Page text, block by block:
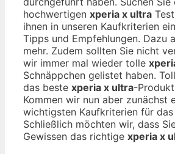
hochwertigen xperia x ultra
ihnen in unseren Kaufkriterien
Tipps und Empfehlungen. Dazu
mehr. Zudem sollten Sie nicht
wir immer mal wieder tolle
Schnäppchen gelistet haben.
das beste xperia x ultra-
Kommen wir nun aber zunächst
wichtigsten Kaufkriterien für das
Schließlich möchten wir, dass
Gewissen das richtige xperia x